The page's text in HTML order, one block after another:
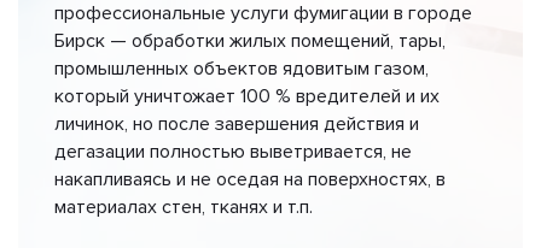
профессиональные услуги фумигации в городе
Бирск — обработки жилых помещений, тары,
промышленных объектов ядовитым газом,
который уничтожает 100 % вредителей и их
личинок, но после завершения действия и
дегазации полностью выветривается, не
накапливаясь и не оседая на поверхностях, в
материалах стен, тканях и т.п.